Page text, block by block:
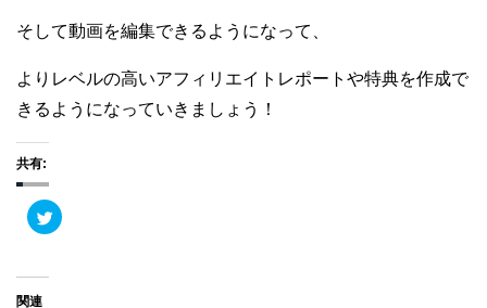
そして動画を編集できるようになって、
よりレベルの高いアフィリエイトレポートや特典を作成で
きるようになっていきましょう！
共有:
ク
リ
関連